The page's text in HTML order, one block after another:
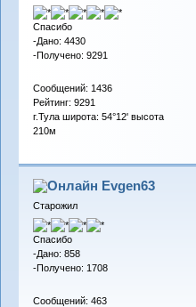
Спасибо
-Дано: 4430
-Получено: 9291
Сообщений: 1436
Рейтинг: 9291
г.Тула широта: 54°12' высота
210м
Evgen63
Старожил
Спасибо
-Дано: 858
-Получено: 1708
Сообщений: 463